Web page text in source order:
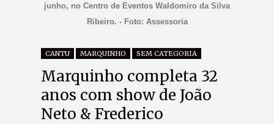
junho, no Centro de Eventos Waldomiro da Silva
Ribeiro. - Foto: Assessoria
CANTU MARQUINHO SEM CATEGORIA
Marquinho completa 32
anos com show de João
Neto & Frederico